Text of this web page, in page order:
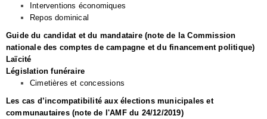
Interventions économiques
Repos dominical
Guide du candidat et du mandataire (note de la Commission
nationale des comptes de campagne et du financement politique)
Laïcité
Législation funéraire
Cimetières et concessions
Les cas d’incompatibilité aux élections municipales et
communautaires (note de l'AMF du 24/12/2019)